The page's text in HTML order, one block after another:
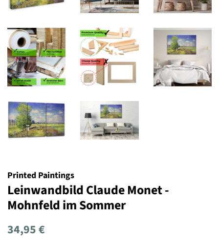
Printed Paintings
Leinwandbild Claude Monet -
Mohnfeld im Sommer
Normaler
34,95 €